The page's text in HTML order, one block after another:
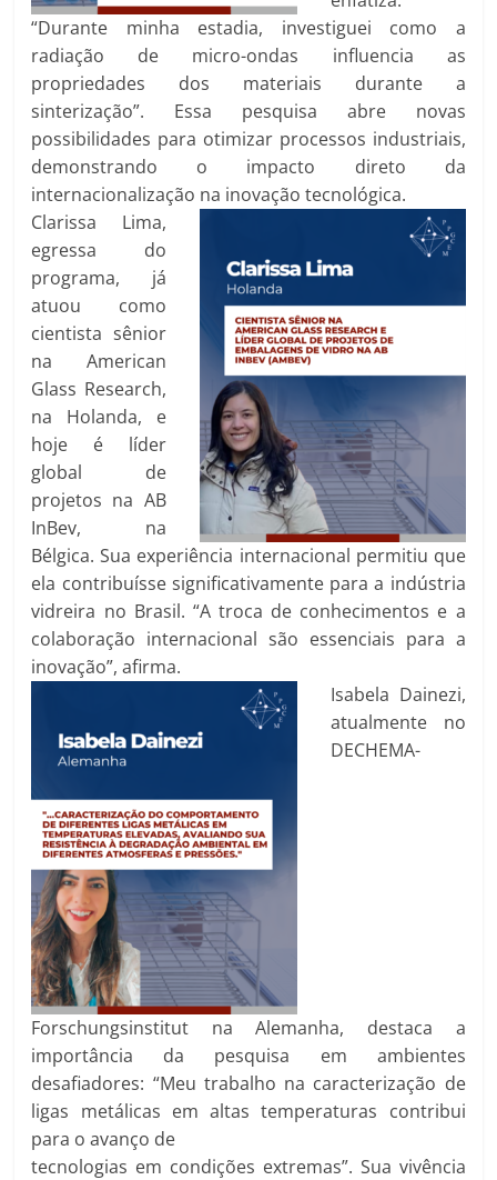
“Durante minha estadia, investiguei como a
radiação de micro-ondas influencia as
propriedades dos materiais durante a
sinterização”. Essa pesquisa abre novas
possibilidades para otimizar processos industriais,
demonstrando o impacto direto da
internacionalização na inovação tecnológica.
Clarissa Lima,
egressa do
programa, já
atuou como
cientista sênior
na American
Glass Research,
na Holanda, e
hoje é líder
global de
projetos na AB
InBev, na
Bélgica. Sua experiência internacional permitiu que
ela contribuísse significativamente para a indústria
vidreira no Brasil. “A troca de conhecimentos e a
colaboração internacional são essenciais para a
inovação”, afirma.
Isabela Dainezi,
atualmente no
DECHEMA-
Forschungsinstitut na Alemanha, destaca a
importância da pesquisa em ambientes
desafiadores: “Meu trabalho na caracterização de
ligas metálicas em altas temperaturas contribui
para o avanço de
tecnologias em condições extremas”. Sua vivência